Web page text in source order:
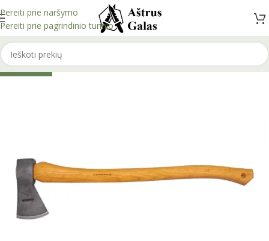
Pereiti prie naršymo
Pereiti prie pagrindinio turinio